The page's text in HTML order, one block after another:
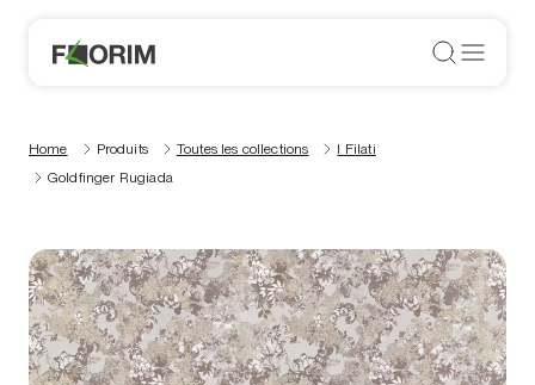
Home Produits Toutes les collections
I Filati
Goldfinger Rugiada